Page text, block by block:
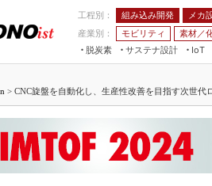
工程別： 組み込み開発 メカ
産業別：
モビリティ 素材／
脱炭素
サステナ設計
IoT
つながる工場
つながるサービス
AI×設備保全
Physical AI
JIMTOF
組込み/エ
展＆IoT/
IIFES
国際ロボ
> CNC旋盤を自動化し、生産性改善を目指す次世代